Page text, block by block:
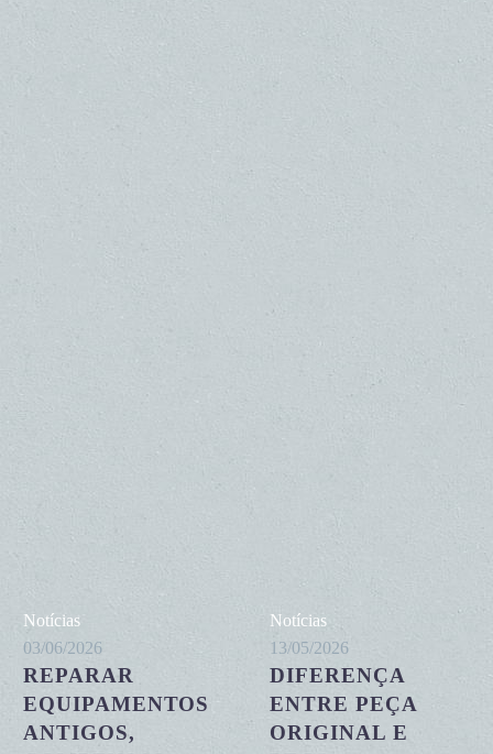
Reparar
equipamentos
antigos,
compensa?
Notícias
03/06/2026
REPARAR
EQUIPAMENTOS
ANTIGOS,
Diferença
entre
peça
original
e
Notícias
13/05/2026
DIFERENÇA
ENTRE PEÇA
ORIGINAL E